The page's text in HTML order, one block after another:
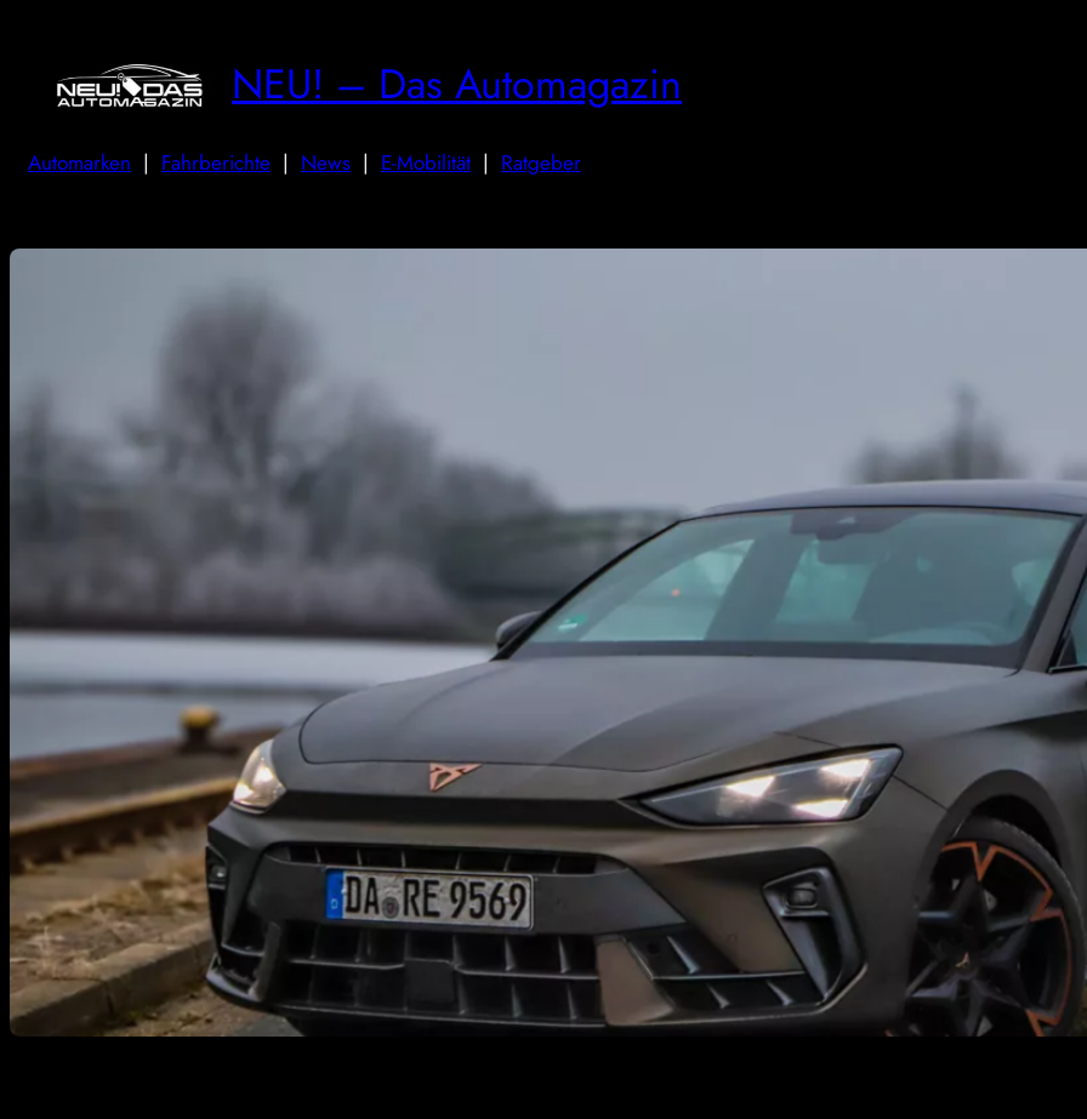
NEU! – Das Automagazin
Automarken | Fahrberichte | News | E-Mobilität | Ratgeber